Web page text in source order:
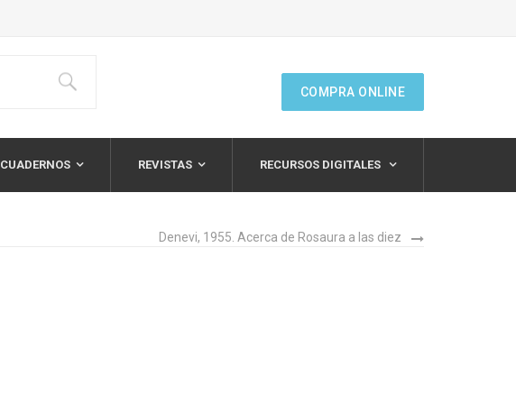
COMPRA ONLINE
CUADERNOS REVISTAS RECURSOS DIGITALES
Denevi, 1955. Acerca de Rosaura a las diez